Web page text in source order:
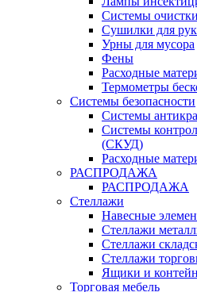
Системы
Сушилки для рук
Урны для мусора
Фены
Расходные
Термометры
Системы безопасности
Системы
Системы
(СКУД)
Расходные
РАСПРОДАЖА
РАСПРОДАЖА
Стеллажи
Навесные
Стеллажи
Стеллажи
Стеллажи
Ящики и
Торговая мебель